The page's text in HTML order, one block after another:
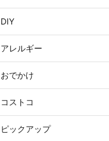
DIY
アレルギー
おでかけ
コストコ
ピックアップ